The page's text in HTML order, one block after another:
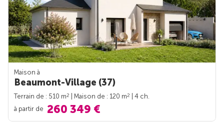
Maison à
Beaumont-Village (37)
Terrain de : 510 m2 | Maison de : 120 m2
| 4 ch.
à partir de 260 349 €